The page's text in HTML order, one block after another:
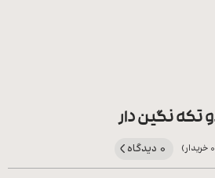
تکه نگین دار
0 دیدگاه